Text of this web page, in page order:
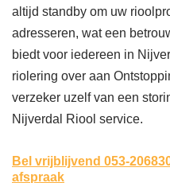
altijd standby om uw
adresseren, wat een
biedt voor iedereen in
riolering over aan
verzeker uzelf van een
Nijverdal Riool service.
Bel vrijblijvend 053-
afspraak